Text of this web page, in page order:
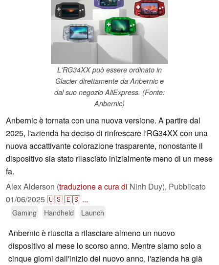
L'RG34XX può essere ordinato in
Glacier direttamente da Anbernic e
dal suo negozio AliExpress. (Fonte:
Anbernic)
Anbernic è tornata con una nuova versione. A partire dal
2025, l'azienda ha deciso di rinfrescare l'RG34XX con una
nuova accattivante colorazione trasparente, nonostante il
dispositivo sia stato rilasciato inizialmente meno di un mese
fa.
Alex Alderson (traduzione a cura di Ninh Duy), Pubblicato
01/06/2025🇺🇸🇪🇸 ...
Gaming Handheld Launch
Anbernic è riuscita a rilasciare almeno un nuovo
dispositivo al mese lo scorso anno. Mentre siamo solo a
cinque giorni dall'inizio del nuovo anno, l'azienda ha già